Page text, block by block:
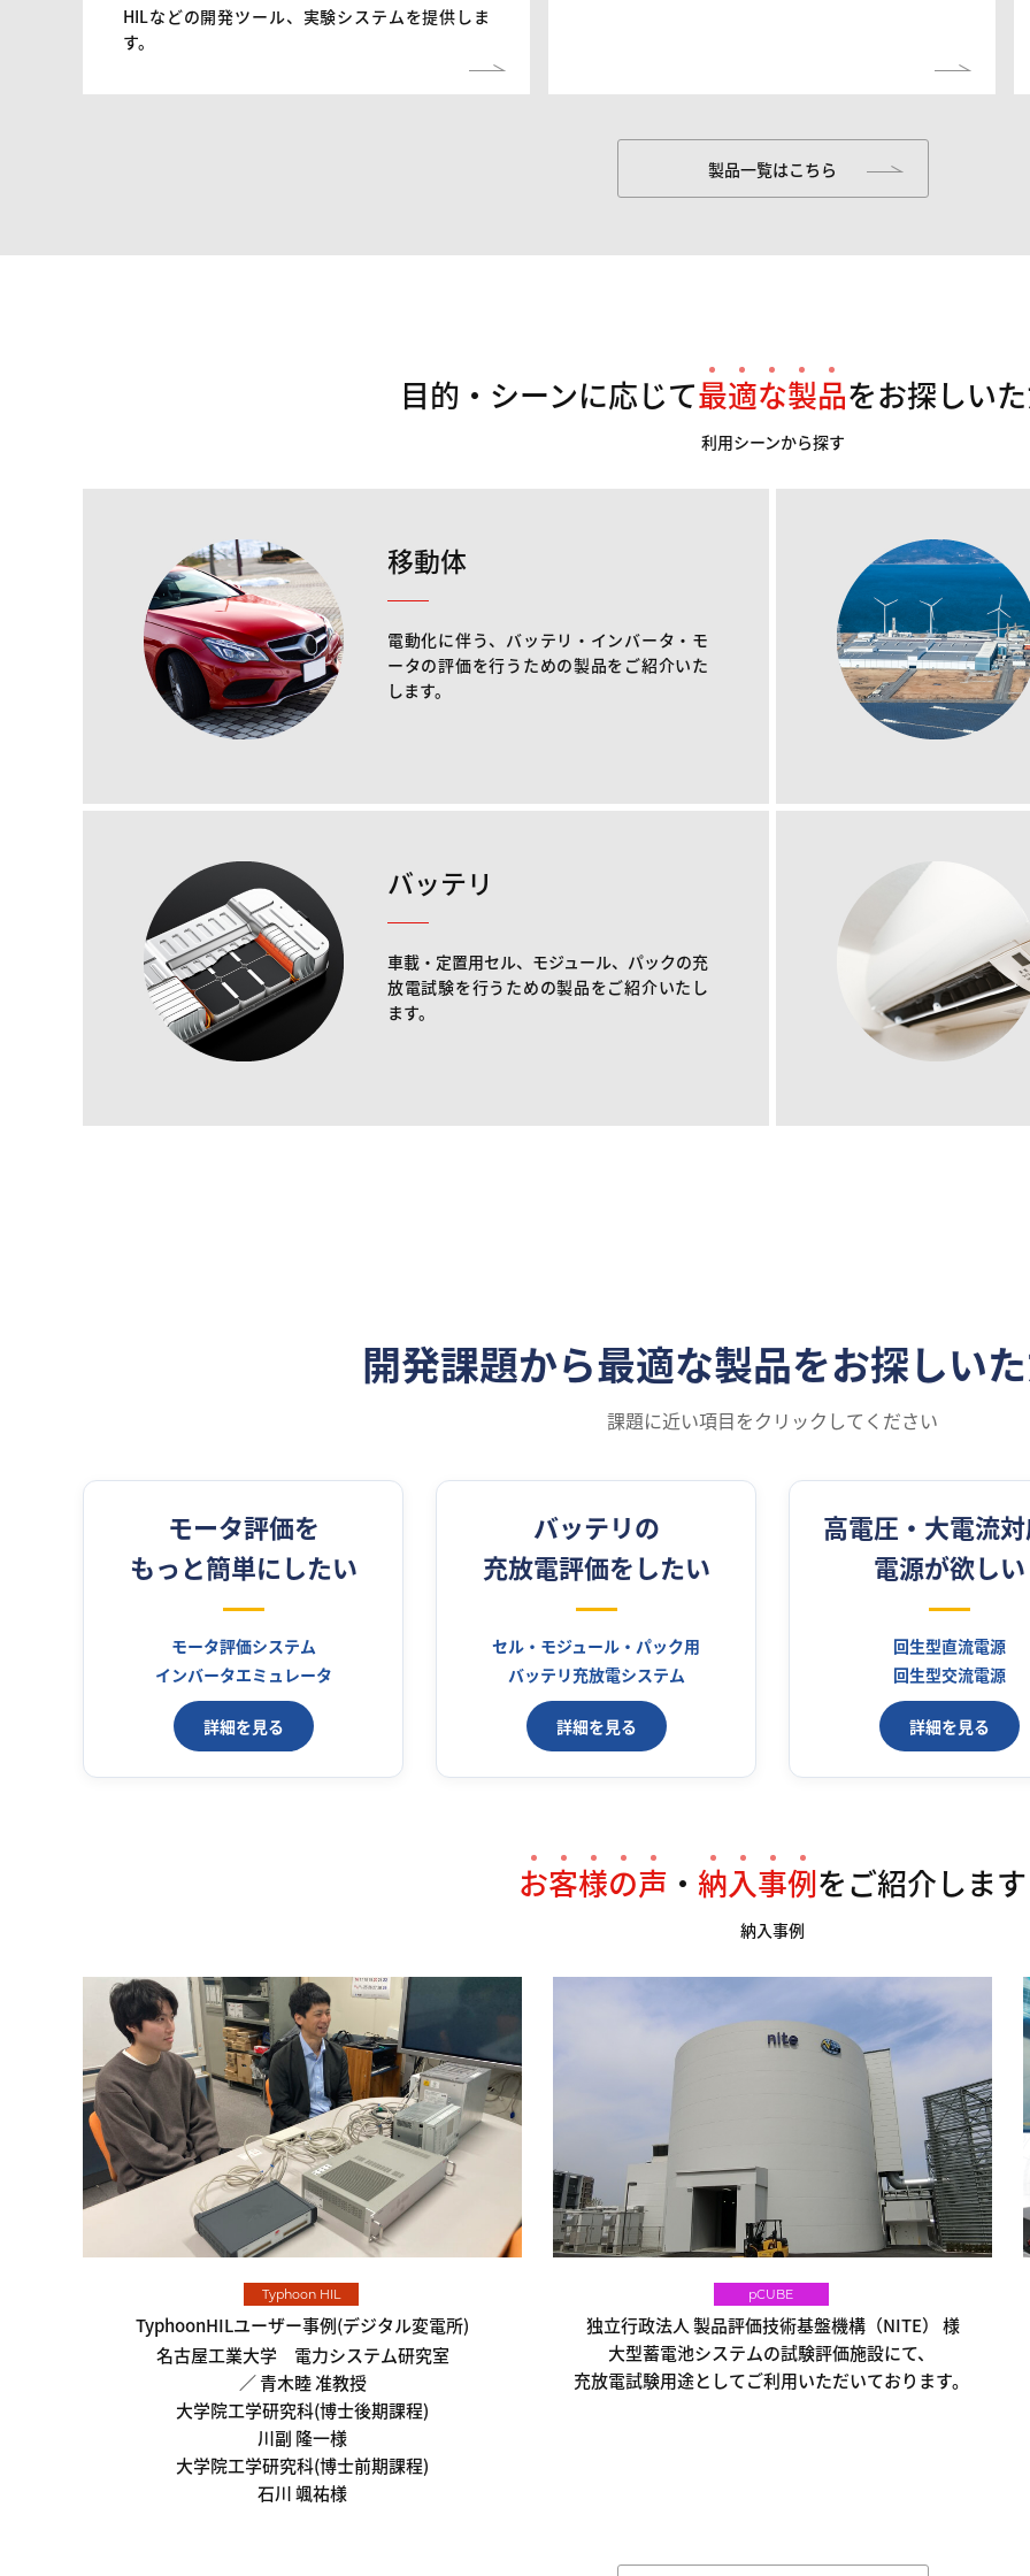
HILなどの開発ツール、実験システムを提供しま
す。
製品一覧はこちら
目的・シーンに応じて最適な製品をお探しい
利用シーンから探す
移動体
電動化に伴う、バッテリ・インバータ・モ
ータの評価を行うための製品をご紹介いた
します。
バッテリ
車載・定置用セル、モジュール、パックの充
放電試験を行うための製品をご紹介いたし
ます。
開発課題から最適な製品をお探しい
課題に近い項目をクリックしてください
モータ評価を
もっと簡単にしたい
モータ評価システム
インバータエミュレータ
詳細を見る
バッテリの
充放電評価をしたい
セル・モジュール・パック用
バッテリ充放電システム
詳細を見る
高電圧・大電流
電源が欲しい
回生型直流電源
回生型交流電源
詳細を見る
お客様の声 ・ 納入事例をご紹介します
納入事例
Typhoon HIL
TyphoonHILユーザー事例(デジタル変電所)
名古屋工業大学 電力システム研究室
青木睦 准教授
大学院工学研究科(博士後期課程)
川副 隆一様
大学院工学研究科(博士前期課程)
石川 颯祐様
pCUBE
独立行政法人 製品評価技術基盤機構（NITE） 様
大型蓄電池システムの試験評価施設にて、
充放電試験用途としてご利用いただいております。